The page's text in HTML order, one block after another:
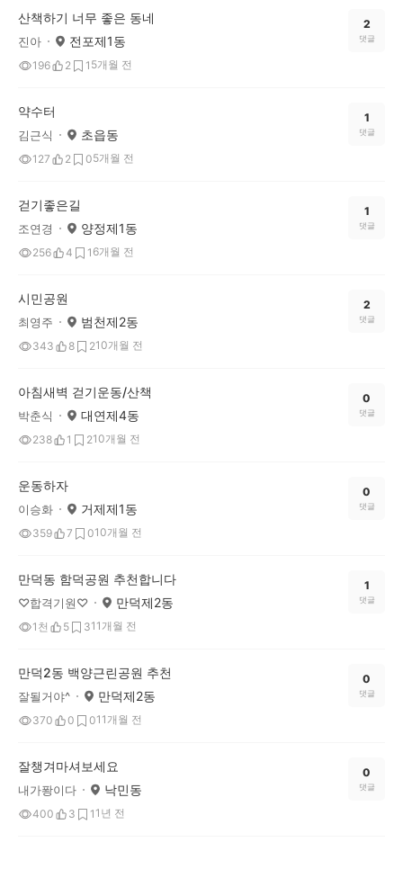
산책하기 너무 좋은 동네
진아 전포제1동
196 2 1 5개월 전
2
댓글
약수터
김근식 초읍동
127 2 05개월 전
1
댓글
걷기좋은길
조연경 양정제1동
256 4 1 6개월 전
1
댓글
시민공원
최영주 범천제2동
343 8 210개월 전
2
댓글
아침새벽 걷기운동/산책
박춘식 대연제4동
238 1 210개월 전
0
댓글
운동하자
이승화 거제제1동
359 7 010개월 전
0
댓글
만덕동 함덕공원 추천합니다
♡합격기원♡ 만덕제2동
1천 5 311개월 전
1
댓글
만덕2동 백양근린공원 추천
잘될거야^ 만덕제2동
370 0 011개월 전
0
댓글
잘챙겨마셔보세요
내가퐝이다 낙민동
400 3 1 1년 전
0
댓글